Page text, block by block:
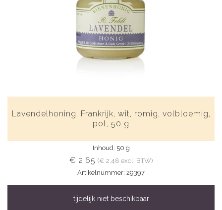
Lavendelhoning, Frankrijk, wit, romig, volbloemig,
pot, 50 g
Inhoud: 50 g
€ 2,65 (€ 2,48 excl. BTW)
Artikelnummer: 29397
tijdelijk niet beschikbaar